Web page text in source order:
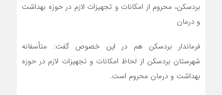
بردسکن، محروم از امکانات و تجهیزات لازم در حوزه بهداشت
و درمان
فرماندار بردسکن هم در این خصوص گفت: متأسفانه
شهرستان بردسکن از لحاظ امکانات و تجهیزات لازم در حوزه
بهداشت و درمان محروم است.